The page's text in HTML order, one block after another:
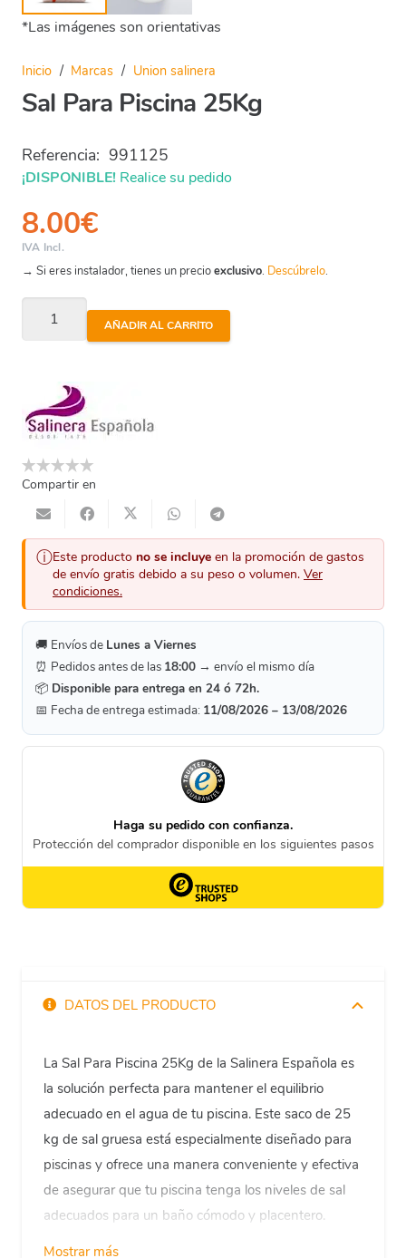
*Las imágenes son orientativas
Inicio / Marcas / Union salinera
Sal Para Piscina 25Kg
Referencia: 991125
¡DISPONIBLE! Realice su pedido
8.00€
IVA Incl.
→ Si eres instalador, tienes un precioexclusivo. Descúbrelo.
Para
cantidad
AÑADIR AL CARRITO
Compartir en
ⓘEste producto no se incluye en la promoción de gastos
de envío gratis debido a su peso o volumen. Ver
condiciones.
🚚 Envíos de Lunes a Viernes
⏰ Pedidos antes de las 18:00 → envío el mismo día
📦 Disponible para entrega en 24 ó 72h.
📅 Fecha de entrega estimada: 11/08/2026 – 13/08/2026
DATOS DEL PRODUCTO
La Sal Para Piscina 25Kg de la Salinera Española es
la solución perfecta para mantener el equilibrio
adecuado en el agua de tu piscina. Este saco de 25
kg de sal gruesa está especialmente diseñado para
piscinas y ofrece una manera conveniente y efectiva
de asegurar que tu piscina tenga los niveles de sal
adecuados para un baño cómodo y placentero.
Mostrar más